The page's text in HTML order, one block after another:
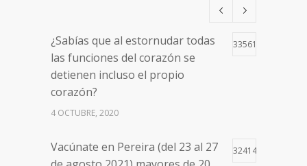
¿Sabías que al estornudar todas
las funciones del corazón se
detienen incluso el propio
corazón?
33561
4 OCTUBRE, 2020
Vacúnate en Pereira (del 23 al 27
32414